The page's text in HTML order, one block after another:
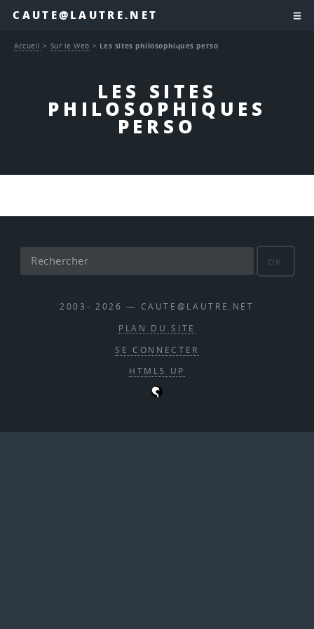
CAUTE@LAUTRE.NET
LES SITES
PHILOSOPHIQUES
PERSO
Accueil > Sur le Web > Les sites philosophiques perso
OK
2003- 2026 — CAUTE@LAUTRE.NET
PLAN DU SITE
SE CONNECTER
HTML5 UP